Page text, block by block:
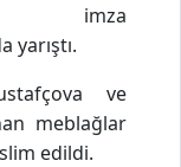
yarıştı.
ve
meblağlar
edildi.